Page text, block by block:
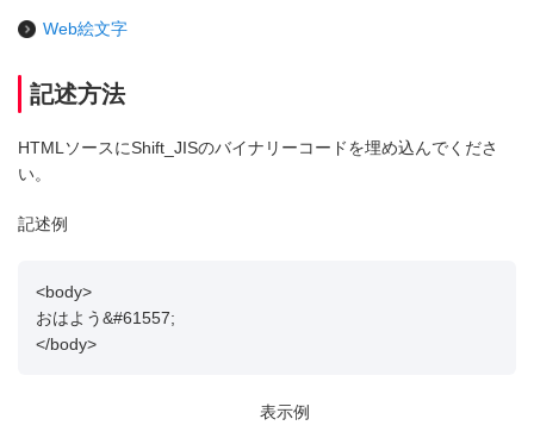
Web絵文字
記述方法
HTMLソースにShift_JISのバイナリーコードを埋め込んでくださ
い。
記述例
<body>
おはよう&#61557;
</body>
表示例